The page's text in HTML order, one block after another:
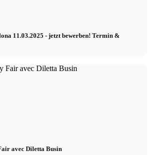
11.03.2025 - jetzt bewerben! Termin &
avec Diletta Busin